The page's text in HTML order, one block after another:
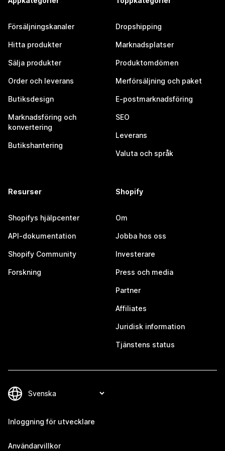
Försäljningskanaler
Hitta produkter
Sälja produkter
Order och leverans
Butiksdesign
Marknadsföring och
konvertering
Butikshantering
Dropshipping
Marknadsplatser
Produktomdömen
Merförsäljning och paket
E-postmarknadsföring
SEO
Leverans
Valuta och språk
Resurser
Shopifys hjälpcenter
API-dokumentation
Shopify Community
Forskning
Shopify
Om
Jobba hos oss
Investerare
Press och media
Partner
Affiliates
Juridisk information
Tjänstens status
Inloggning för utvecklare
Användarvillkor